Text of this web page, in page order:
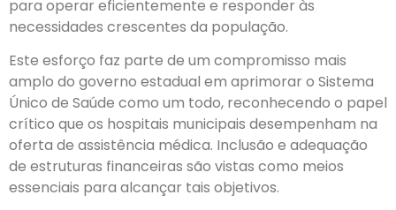
para operar eficientemente e responder às
necessidades crescentes da população.
Este esforço faz parte de um compromisso mais
amplo do governo estadual em aprimorar o Sistema
Único de Saúde como um todo, reconhecendo o papel
crítico que os hospitais municipais desempenham na
oferta de assistência médica. Inclusão e adequação
de estruturas financeiras são vistas como meios
essenciais para alcançar tais objetivos.